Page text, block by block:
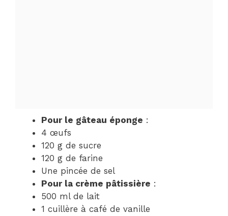
Pour le gâteau éponge :
4 œufs
120 g de sucre
120 g de farine
Une pincée de sel
Pour la crème pâtissière :
500 ml de lait
1 cuillère à café de vanille